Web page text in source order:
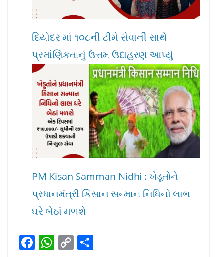
દિયોદર માં ૧૦૮ની ટીમે સેવાની સાથે
પ્રમાંણિકતાનું ઉત્તમ ઉદાહરણ આપ્યું
PM Kisan Samman Nidhi : ખેડૂતોને
પ્રધાનમંત્રી કિસાન સન્માન નિધિનો લાભ
ઘરે બેઠાં મળશે
F W C